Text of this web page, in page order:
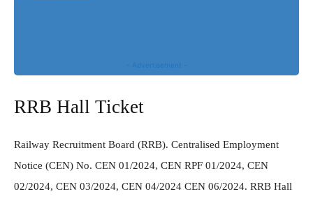
- Advertisement -
RRB Hall Ticket
Railway Recruitment Board (RRB). Centralised Employment
Notice (CEN) No. CEN 01/2024, CEN RPF 01/2024, CEN
02/2024, CEN 03/2024, CEN 04/2024 CEN 06/2024. RRB Hall